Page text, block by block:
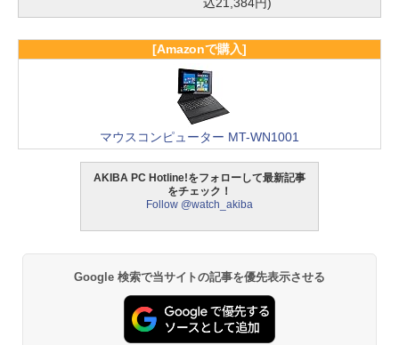
込21,384円)
[Amazonで購入]
マウスコンピューター MT-WN1001
AKIBA PC Hotline!をフォローして最新記事
をチェック！
Follow @watch_akiba
Google 検索で当サイトの記事を優先表示させる